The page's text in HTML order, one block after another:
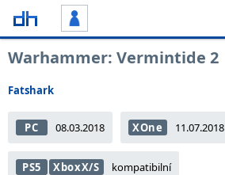
Warhammer: Vermintide 2
Fatshark
PC 08.03.2018 XOne 11.07.2018
PS5 XboxX/S kompatibilní